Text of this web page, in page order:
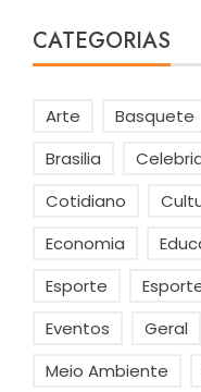
CATEGORIAS
Arte Basquete
Brasilia
Cotidiano
Economia
Esporte
Eventos
Geral
Meio Ambiente